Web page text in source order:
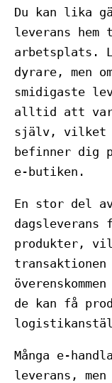
Du kan lika
leverans
arbetsplats.
dyrare, men
smidigaste
alltid att
själv, vilket
befinner dig
e-butiken.
En stor del
produkter,
transaktionen
de kan få
Många e-
leverans,